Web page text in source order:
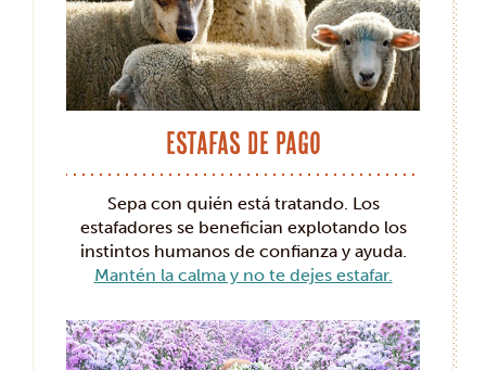
Estafas de pago
Sepa con quién está tratando. Los
estafadores se benefician explotando los
instintos humanos de confianza y ayuda.
Mantén la calma y no te dejes estafar.